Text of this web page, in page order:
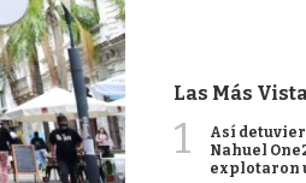
Las Más
1
Así
Nahuel
explotaron